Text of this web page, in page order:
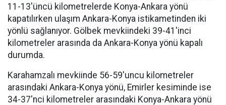
11-13'üncü kilometrelerde Konya-Ankara yönü
kapatılırken ulaşım Ankara-Konya istikametinden iki
yönlü sağlanıyor. Gölbek mevkiindeki 39-41'inci
kilometreler arasında da Ankara-Konya yönü kapalı
durumda.
Karahamzalı mevkiinde 56-59'uncu kilometreler
arasındaki Ankara-Konya yönü, Emirler kesiminde ise
34-37'nci kilometreler arasındaki Konya-Ankara yönü